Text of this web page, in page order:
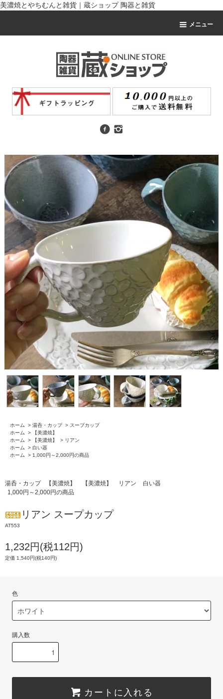
美濃焼とやちむんと雑貨｜蔵ショップ 陶器と雑貨
メニュー
ホーム > 湯呑・カップ > スープカップ
ホーム
>
【美濃焼】
ホーム
> 【美濃焼】 > リアン
ホーム
> 白い器
ホーム
> 1,000円～2,000円の商品
湯呑・カップ 【美濃焼】 【美濃焼】 リアン
白い器
1,000円～2,000円の商品
リアン スープカップ
AT553
1,232円(税112円)
定価 1,540円(税140円)
色
購入数
カートに入れる